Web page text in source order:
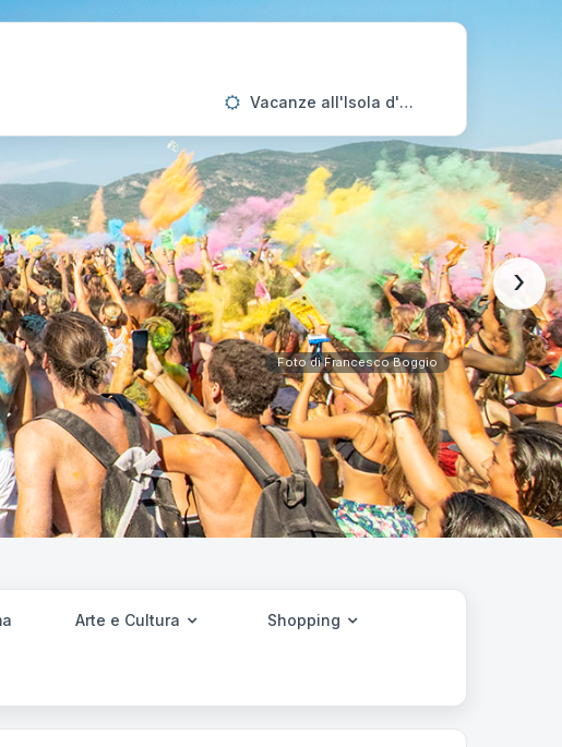
Vacanze all'Isola d'Elba
Foto di Francesco Boggio
›
Arte e Cultura Shopping